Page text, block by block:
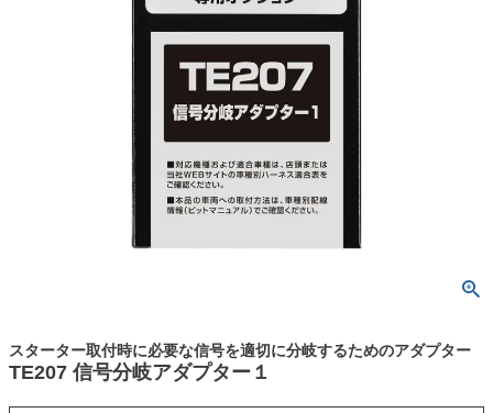
スターター取付時に必要な信号を適切に分岐するためのアダプター
TE207 信号分岐アダプター１